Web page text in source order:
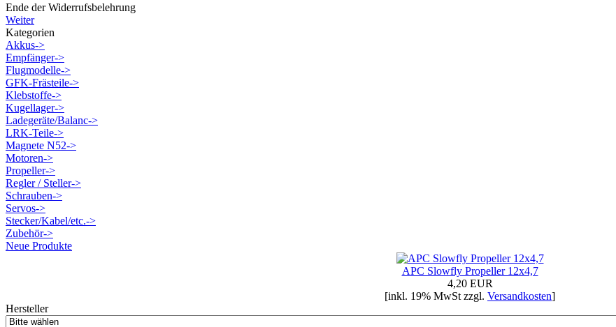
Ende der Widerrufsbelehrung
Weiter
Kategorien
Akkus->
Empfänger->
Flugmodelle->
GFK-Frästeile->
Klebstoffe->
Kugellager->
Ladegeräte/Balanc->
LRK-Teile->
Magnete N52->
Motoren->
Propeller->
Regler / Steller->
Schrauben->
Servos->
Stecker/Kabel/etc.->
Zubehör->
Neue Produkte
APC Slowfly Propeller 12x4,7
4,20 EUR
[inkl. 19% MwSt zzgl. Versandkosten]
Hersteller